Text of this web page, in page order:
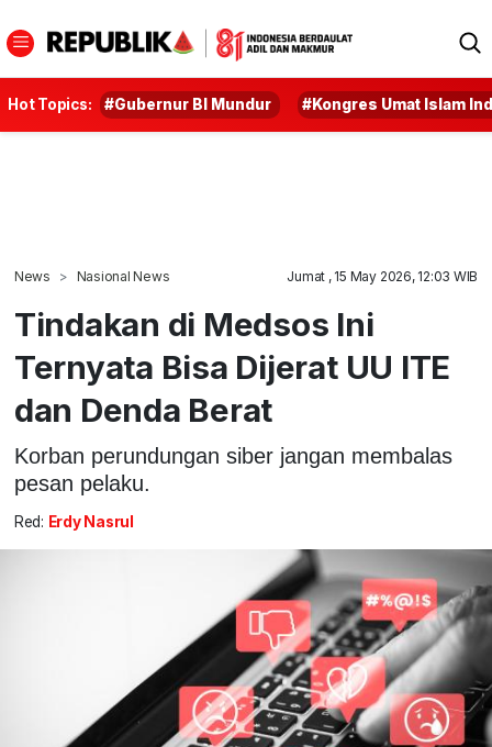
Hot Topics: #Gubernur BI Mundur #Kongres Umat Islam
News Nasional News Jumat , 15 May 2026, 12:03 WIB
Tindakan di Medsos Ini
Ternyata Bisa Dijerat UU ITE
dan Denda Berat
Korban perundungan siber jangan membalas
pesan pelaku.
Red: Erdy Nasrul